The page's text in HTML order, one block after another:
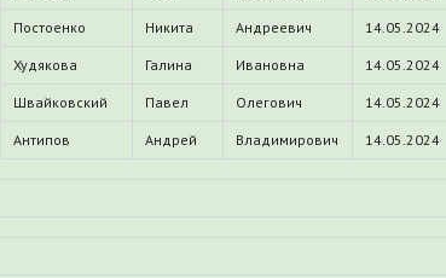
Постоенко Никита Андреевич 14.05.2024
Худякова Галина Ивановна 14.05.2024
Швайковский Павел Олегович 14.05.2024
Антипов Андрей Владимирович 14.05.2024